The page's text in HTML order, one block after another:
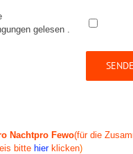
gelesen .
Nachtpro Fewo(für die
bitte hierklicken)